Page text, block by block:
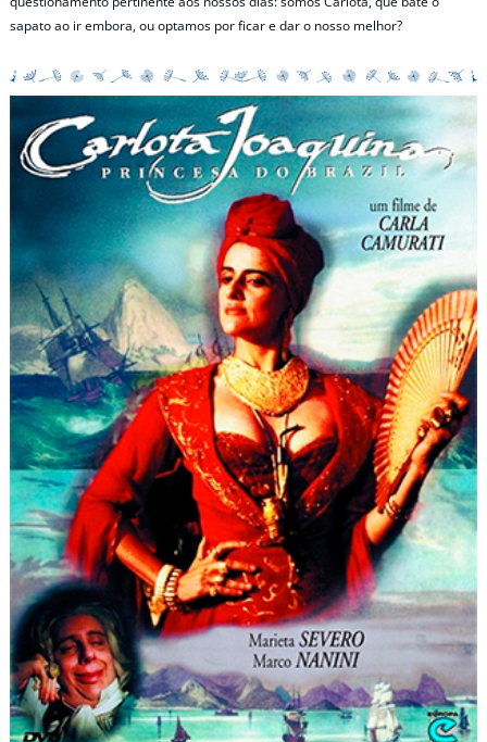
sapato ao ir embora, ou optamos por ficar e dar o nosso melhor?